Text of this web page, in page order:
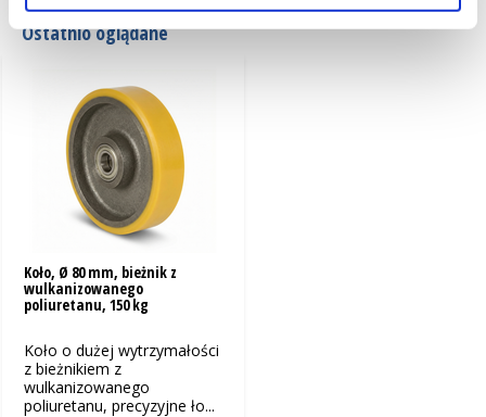
Ostatnio oglądane
Koło, Ø 80 mm, bieżnik z
wulkanizowanego
poliuretanu, 150 kg
Koło o dużej wytrzymałości
z bieżnikiem z
wulkanizowanego
poliuretanu, precyzyjne ło...